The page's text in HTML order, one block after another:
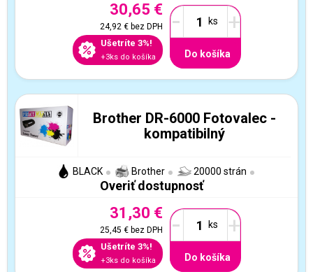
30,65 €
24,92 €bez DPH
Ušetríte 3%!
+3ks do košíka
- +
Do košíka
Brother DR-6000 Fotovalec -
kompatibilný
BLACK Brother 20000 strán
Overiť dostupnosť
31,30 €
25,45 €bez DPH
Ušetríte 3%!
+3ks do košíka
- +
Do košíka